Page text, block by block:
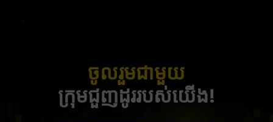
ចូលរួមជាមួយ
ក្រុមជួញដូររបស់យើង!